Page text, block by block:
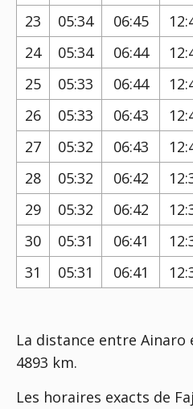
23
05:34 06:45
24
05:34 06:44
25
05:33 06:44
26
05:33 06:43
27
05:32 06:43
28
05:32 06:42
29
05:32 06:42
30
05:31 06:41
31
05:31 06:41
La distance entre Ainaro
4893 km.
Les horaires exacts de